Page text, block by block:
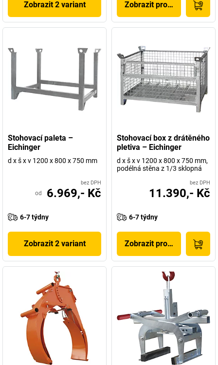
Zobrazit 2 variant Zobrazit produkt
Stohovací paleta –
Eichinger
d x š x v 1200 x 800 x 750 mm
bez DPH
od 6.969,- Kč
6-7 týdny
Zobrazit 2 variant
Stohovací box z drátěného
pletiva – Eichinger
d x š x v 1200 x 800 x 750 mm,
podélná stěna z 1/3 sklopná
bez DPH
11.390,- Kč
6-7 týdny
Zobrazit produkt